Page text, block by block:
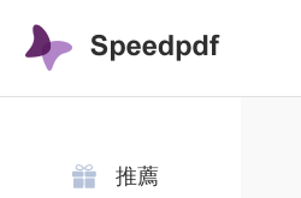
推薦